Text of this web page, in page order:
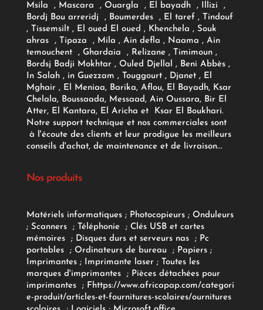
Msila , Mascara , Ouargla , El bayadh , Illizi ,
Bordj Bou arreridj , Boumerdes , El taref , Tindouf
, Tissemsilt , El oued El oued , Khenchela , Souk
ahras , Tipaza , Mila , Ain defla , Naama , Ain
temouchent , Ghardaia , Relizane , Timimoun ,
Bordsj Badji Mokhtar , Ouled Djellal , Beni Abbès ,
In Salah , in Guezzam , Touggourt , Djanet , El
Mghair , El Meniaa, Barika, Aflou, El Bayadh, Ksar
Chelala, Boussaada, Messaad, Ain Oussara, Bir El
Atter, El Kantara, El Aricha et Ksar El Boukhari.
Notre support technique et nos commerciales sont
à l'écoute des clients et leur prodigue les meilleurs
conseils d'achat, de maintenance et de livraison...
Nos produits
Matériels informatiques; Photocopieurs; Onduleurs
; Scanners ; Téléphonie ; Clés USB et cartes
mémoires
; Disques durs et serveurs nas ; Pc
portables
; Ordinateurs de bureau ; Papiers;
Imprimantes;Imprimante laser;
Toutes les
marques d'imprimantes
; Pièces détachées pour
imprimantes
; F https://www.africapap.com/categori
e-produit/articles-et-fournitures-scolaires/ournitures